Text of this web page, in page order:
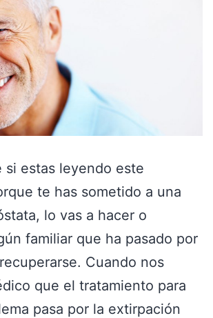
si estas leyendo este
te has sometido a una
lo vas a hacer o
familiar que ha pasado por
Cuando nos
que el tratamiento para
pasa por la extirpación